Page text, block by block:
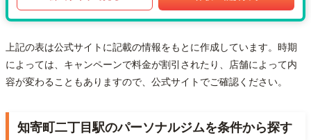
上記の表は公式サイトに記載の情報をもとに作成しています。時期
によっては、キャンペーンで料金が割引されたり、店舗によって内
容が変わることもありますので、公式サイトでご確認ください。
知寄町二丁目駅のパーソナルジムを条件から探す